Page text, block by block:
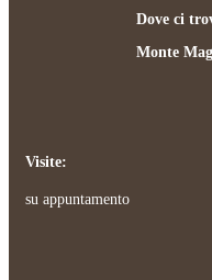
Dove ci
Monte
Visite:
su appuntamento